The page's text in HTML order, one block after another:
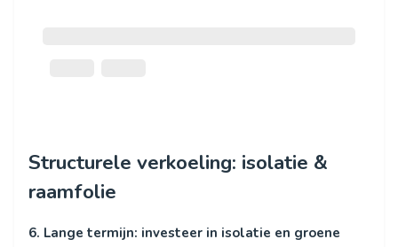
Structurele verkoeling: isolatie &
raamfolie
6. Lange termijn: investeer in isolatie en groene